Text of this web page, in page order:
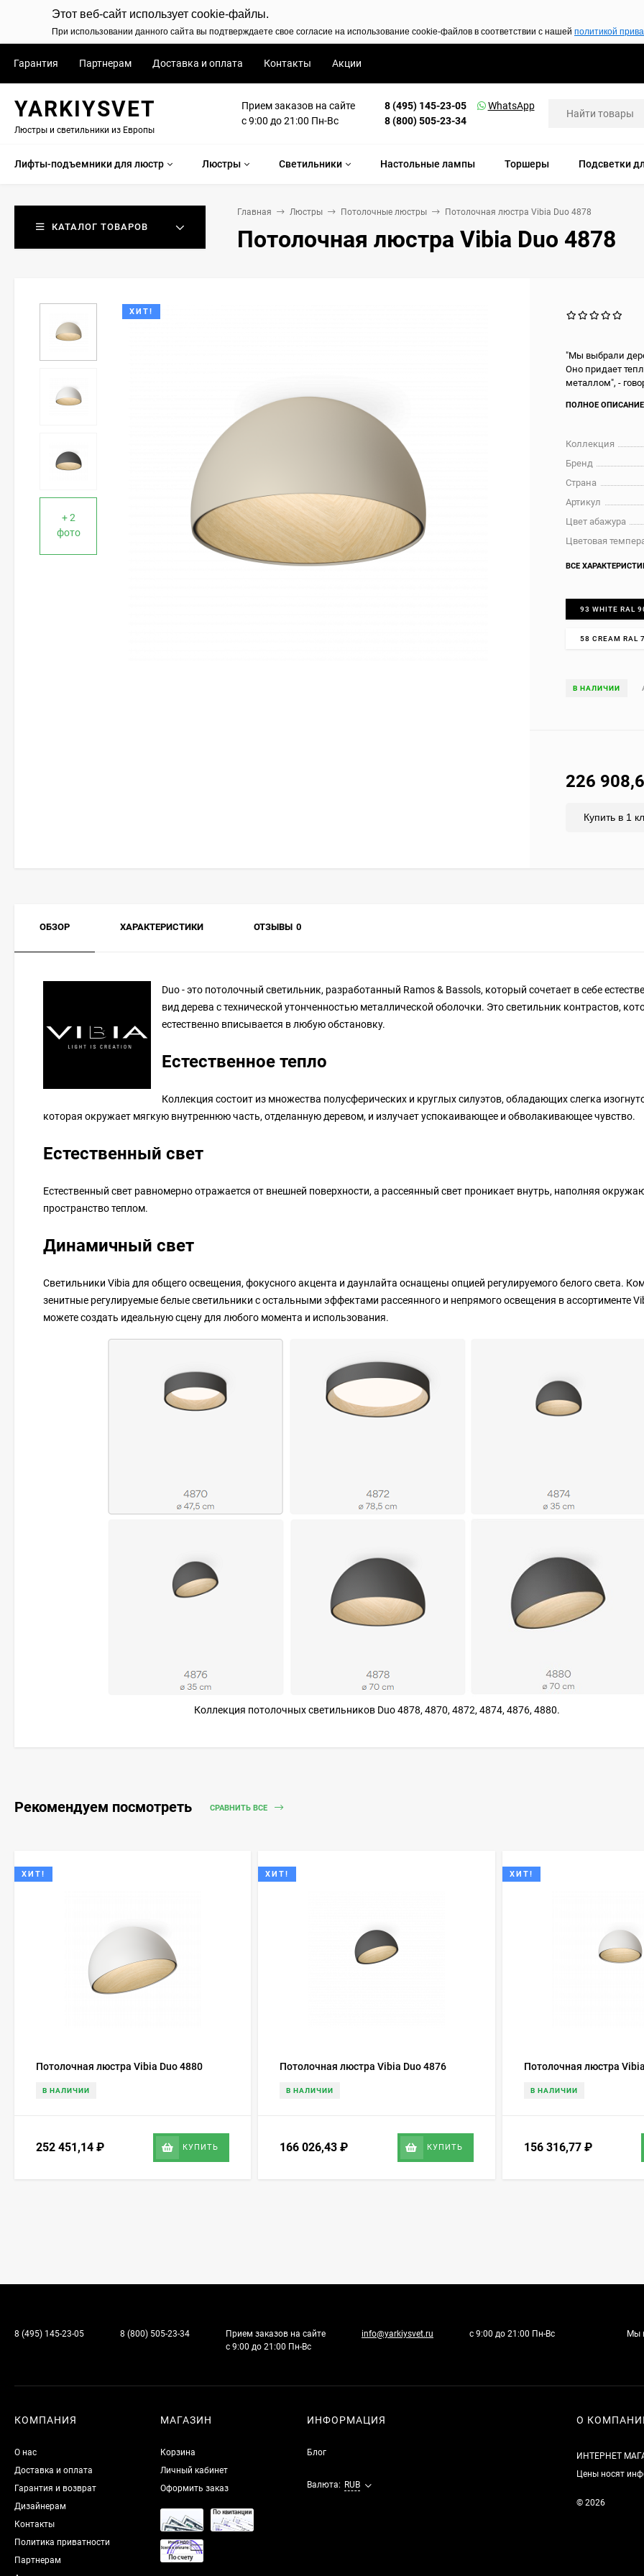
Этот веб-сайт использует cookie-файлы.
При использовании данного сайта вы подтверждаете свое согласие на использование cookie-файлов в соответствии с нашей политикой
Гарантия Партнерам Доставка и оплата Контакты Акции
YARKIYSVET
Люстры и светильники из Европы
Прием заказов на сайте
с 9:00 до 21:00 Пн-Вс
8 (495) 145-23-05
8 (800) 505-23-34
WhatsApp
Лифты-подъемники для люстр Люстры Светильники Настольные лампы Торшеры Подсветки
КАТАЛОГ ТОВАРОВ
Главная Люстры Потолочные люстры Потолочная люстра Vibia Duo 4878
Потолочная люстра Vibia Duo 4878
+ 2
фото
ХИТ!
"Мы выбрали
Оно придает
металлом", -
ПОЛНОЕ ОПИСАНИЕ
Коллекция
Бренд
Страна
Артикул
Цвет абажура
Цветовая
ВСЕ
93 WHITE RAL
58 CREAM RAL
В НАЛИЧИИ
226
Купить в 1
ОБЗОР ХАРАКТЕРИСТИКИ ОТЗЫВЫ 0
Duo - это потолочный светильник, разработанный Ramos & Bassols, который сочетает в себе
вид дерева с технической утонченностью металлической оболочки. Это светильник контрастов,
естественно вписывается в любую обстановку.
Естественное тепло
Коллекция состоит из множества полусферических и круглых силуэтов, обладающих слегка
которая окружает мягкую внутреннюю часть, отделанную деревом, и излучает успокаивающее и обволакивающее чувство.
Естественный свет
Естественный свет равномерно отражается от внешней поверхности, а рассеянный свет проникает внутрь, наполняя
пространство теплом.
Динамичный свет
Светильники Vibia для общего освещения, фокусного акцента и даунлайта оснащены опцией регулируемого белого света.
зенитные регулируемые белые светильники с остальными эффектами рассеянного и непрямого освещения в ассортименте
можете создать идеальную сцену для любого момента и использования.
Коллекция потолочных светильников Duo 4878, 4870, 4872, 4874, 4876, 4880.
Рекомендуем посмотреть СРАВНИТЬ ВСЕ
ХИТ!
Потолочная люстра Vibia Duo 4880
В НАЛИЧИИ
252 451,14 ₽ КУПИТЬ
ХИТ!
Потолочная люстра Vibia Duo 4876
В НАЛИЧИИ
166 026,43₽ КУПИТЬ
ХИТ!
Потолочная люстра
В НАЛИЧИИ
156 316,77 ₽
8 (495) 145-23-05 8 (800) 505-23-34
Прием заказов на сайте
с 9:00 до 21:00 Пн-Вс
info@yarkiysvet.ru с 9:00 до 21:00 Пн-Вс Мы
КОМПАНИЯ
О нас
Доставка и оплата
Гарантия и возврат
Дизайнерам
Контакты
Политика приватности
Партнерам
МАГАЗИН
Корзина
Личный кабинет
Оформить заказ
ИНФОРМАЦИЯ
Блог
Валюта: RUB
О
ИНТЕРНЕТ
Цены носят
© 2026